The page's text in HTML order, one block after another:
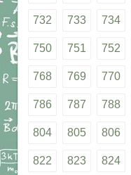
732 733 734
750 751 752
768 769 770
786 787 788
804 805 806
822 823 824